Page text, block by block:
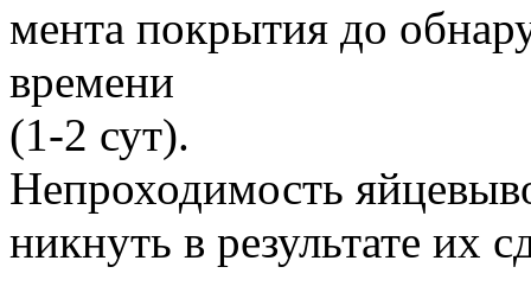
мента покрытия до
времени
(1-2 сут).
Непроходимость
никнуть в результате их